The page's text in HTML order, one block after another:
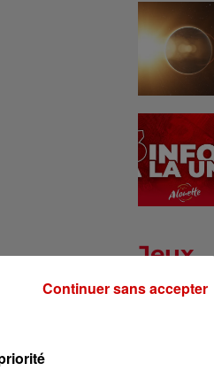
Jeux
Continuer sans accepter